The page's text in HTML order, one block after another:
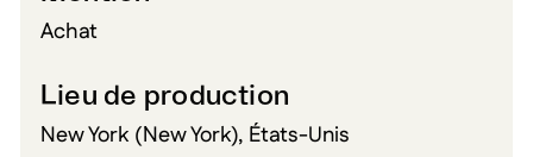
Achat
Lieu de production
New York (New York), États-Unis